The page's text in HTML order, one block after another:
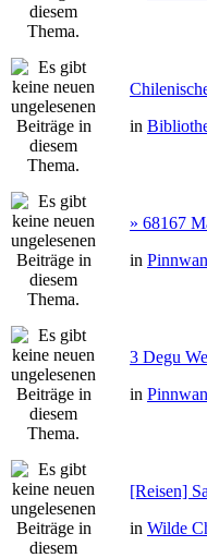
in
» 68167
in
3 Degu
in
[Reisen]
in Wilde